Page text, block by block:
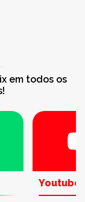
em todos os
Youtube